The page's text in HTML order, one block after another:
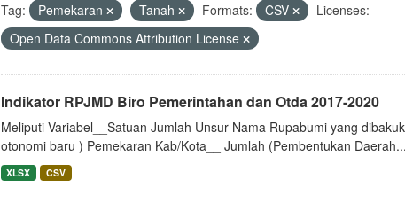
Tag: Pemekaran Tanah Formats: CSV
Licenses:
Open Data Commons Attribution License
Indikator RPJMD Biro Pemerintahan dan Otda 2017-2020
Meliputi Variabel__Satuan Jumlah Unsur Nama Rupabumi yang
otonomi baru ) Pemekaran Kab/Kota__ Jumlah (Pembentukan Daerah...
XLSX CSV